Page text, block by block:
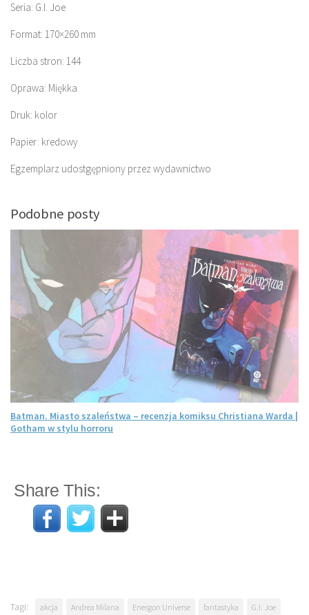
Seria: G.I. Joe
Format: 170×260 mm
Liczba stron: 144
Oprawa: Miękka
Druk: kolor
Papier: kredowy
Egzemplarz udostgępniony przez wydawnictwo
Podobne posty
Batman. Miasto szaleństwa – recenzja komiksu Christiana Warda |
Gotham w stylu horroru
Share This:
Tagi: akcja Andrea Milana Energon Universe fantastyka G.I. Joe